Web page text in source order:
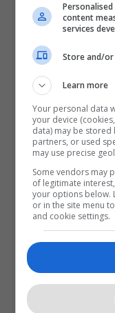
Muhamed Hoxha
Ministria E Mjedisit
Maqedoni
Komuna E Tetovës
Komuna E Tearcës
content
services
Store and/
Learn more
Your personal data
your device
data) may be stored
partners, or used
may use precise
Some vendors may
of legitimate
your options below.
or in the site menu
and cookie settings.